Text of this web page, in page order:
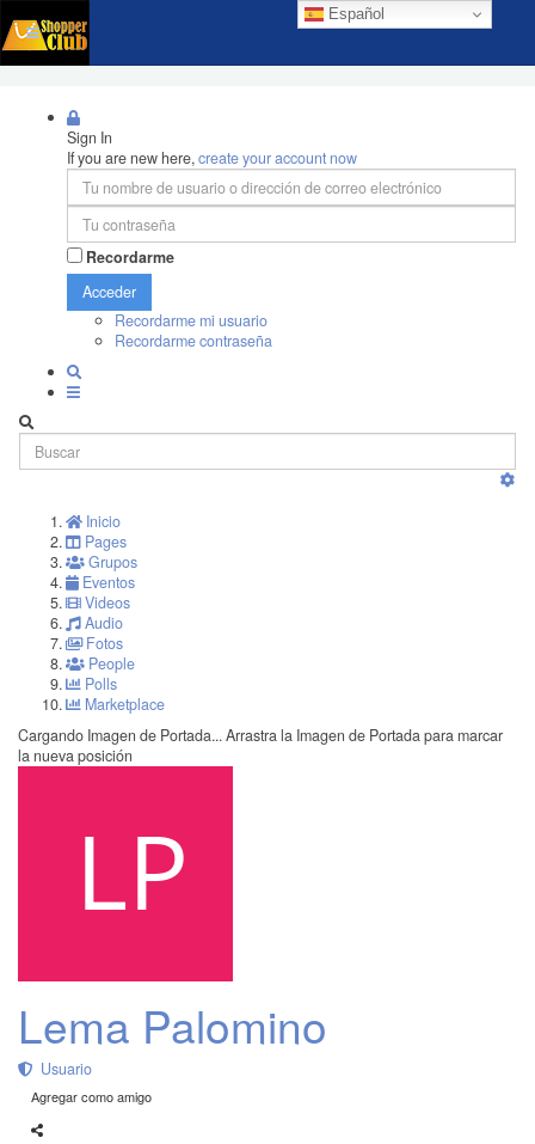
Español
Sign In
If you are new here,create your account now
Recordarme
Acceder
Recordarme mi usuario
Recordarme contraseña
Inicio
Pages
Grupos
Eventos
Videos
Audio
Fotos
People
Polls
Marketplace
Cargando Imagen de Portada... Arrastra la Imagen de Portada para marcar
la nueva posición
Lema Palomino
Usuario
Agregar como amigo